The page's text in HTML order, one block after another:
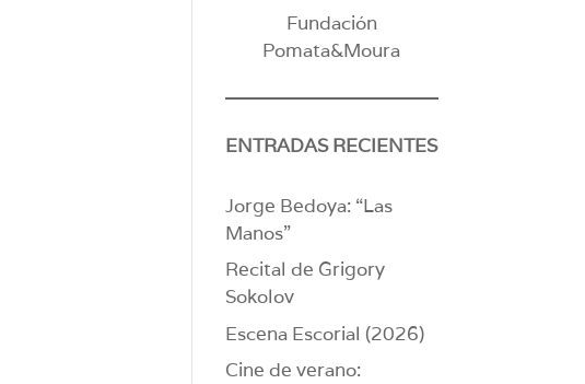
Fundación
Pomata&Moura
ENTRADAS RECIENTES
Jorge Bedoya: “Las
Manos”
Recital de Grigory
Sokolov
Escena Escorial (2026)
Cine de verano: